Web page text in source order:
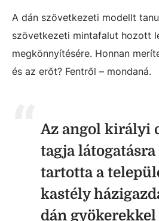
A dán szövetkezeti modellt
szövetkezeti mintafalut hozott
megkönnyítésére. Honnan
és az erőt? Fentről – mondaná.
Az angol királyi
tagja
tartotta a
kastély
dán